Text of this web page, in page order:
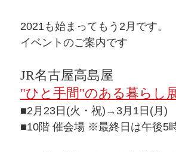
2021も始まってもう2月です。
イベントのご案内です
JR名古屋高島屋
"ひと手間"のある暮らし
■2月23日(火・祝)→3月1日(月)
■10階 催会場 ※最終日は午後5